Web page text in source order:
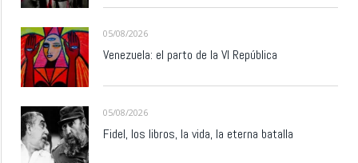
05/08/2026
Venezuela: el parto de la VI República
05/08/2026
Fidel, los libros, la vida, la eterna batalla